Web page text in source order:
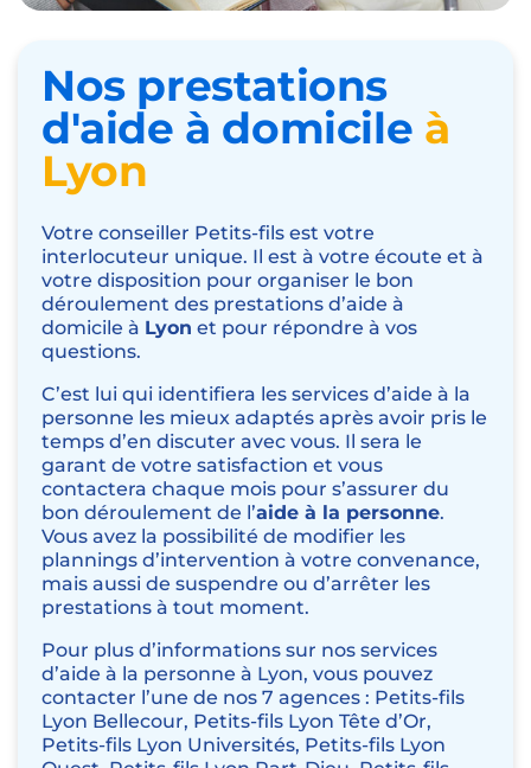
Nos prestations
d'aide à domicile à
Lyon
Votre conseiller Petits-fils est votre
interlocuteur unique. Il est à votre écoute et à
votre disposition pour organiser le bon
déroulement des prestations d’aide à
domicile à Lyon et pour répondre à vos
questions.
C’est lui qui identifiera les services d’aide à la
personne les mieux adaptés après avoir pris le
temps d’en discuter avec vous. Il sera le
garant de votre satisfaction et vous
contactera chaque mois pour s’assurer du
bon déroulement de l’aide à la personne.
Vous avez la possibilité de modifier les
plannings d’intervention à votre convenance,
mais aussi de suspendre ou d’arrêter les
prestations à tout moment.
Pour plus d’informations sur nos services
d’aide à la personne à Lyon, vous pouvez
contacter l’une de nos 7 agences : Petits-fils
Lyon Bellecour, Petits-fils Lyon Tête d’Or,
Petits-fils Lyon Universités, Petits-fils Lyon